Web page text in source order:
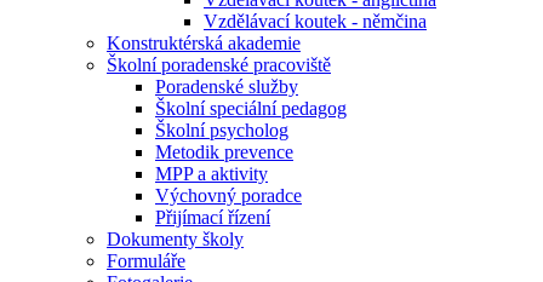
Vzdělávací koutek - němčina
Konstruktérská akademie
Školní poradenské pracoviště
Poradenské služby
Školní speciální pedagog
Školní psycholog
Metodik prevence
MPP a aktivity
Výchovný poradce
Přijímací řízení
Dokumenty školy
Formuláře